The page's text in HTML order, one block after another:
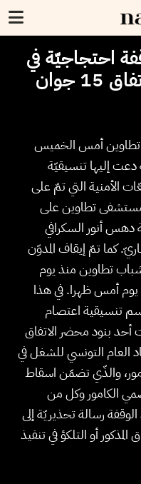
احتجاجيّة في
أمس الخميس
دعت إليها تنسيقيّة
الأمنية التي تمّ على
مستشفى تطاوين على
أنور السكرافي
كما تمّ إيقاف المدوّن
تطاوين منذ يوم
حدود يوم أمس ظهرا. في هذا
تنسيقية اعتصام
أحد بنود محضر الاتفاق
العام التونسي للشغل في
والذّي تضمّن اسقاط
الكامور وكل من
رسالة تحذيريّة إلى
أو التلكؤ في تنفيذ